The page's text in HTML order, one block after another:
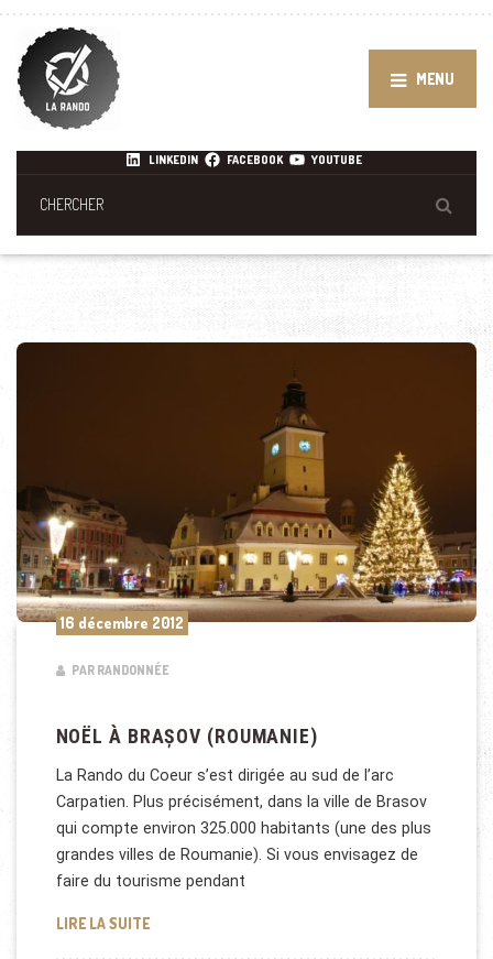
MENU
LINKEDIN FACEBOOK YOUTUBE
16 décembre 2012
PAR RANDONNÉE
NOËL À BRAȘOV (ROUMANIE)
La Rando du Coeur s’est dirigée au sud de l’arc
Carpatien. Plus précisément, dans la ville de Brasov
qui compte environ 325.000 habitants (une des plus
grandes villes de Roumanie). Si vous envisagez de
faire du tourisme pendant
LIRE LA SUITENOËL À BRAȘOV (ROUMANIE)